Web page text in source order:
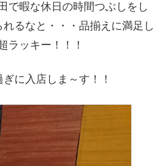
で暇な休日の時間つぶしをし
るなと・・・品揃えに満足し
ラッキー！！！
に入店しま～す！！